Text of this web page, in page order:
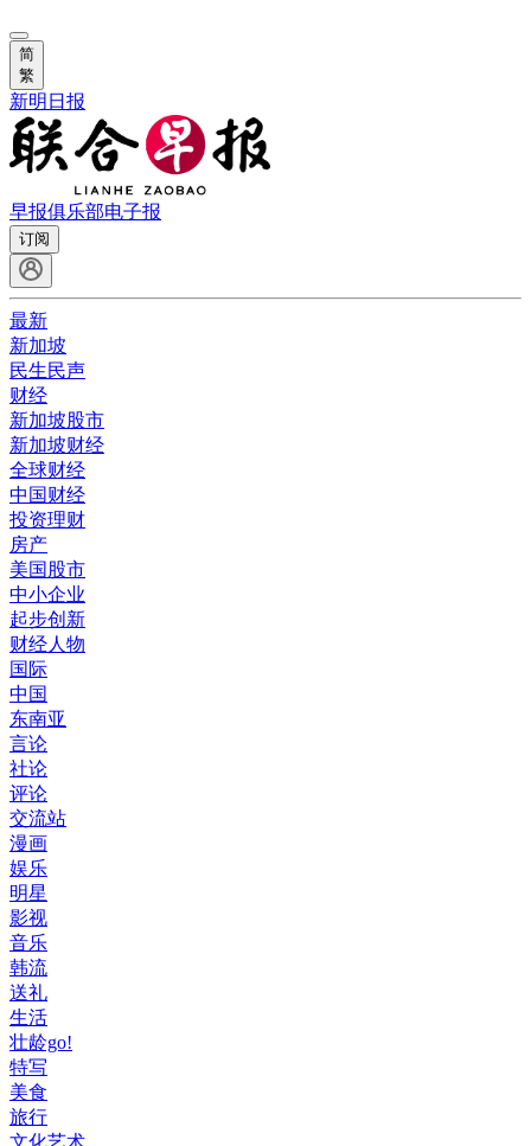
简
繁
新明日报
早报俱乐部电子报
订阅
最新
新加坡
民生民声
财经
新加坡股市
新加坡财经
全球财经
中国财经
投资理财
房产
美国股市
中小企业
起步创新
财经人物
国际
中国
东南亚
言论
社论
评论
交流站
漫画
娱乐
明星
影视
音乐
韩流
送礼
生活
壮龄go!
特写
美食
旅行
文化艺术